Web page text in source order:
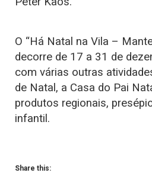
O “Há Natal na Vila –
decorre de 17 a 31 de
com várias outras
de Natal, a Casa do Pai
produtos regionais,
infantil.
Share this: